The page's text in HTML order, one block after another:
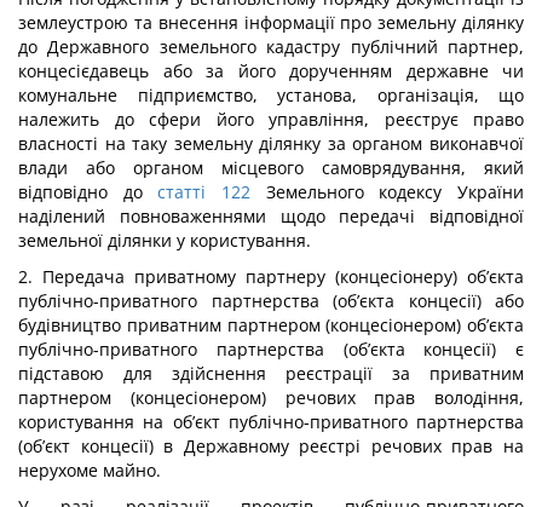
землеустрою та внесення інформації про земельну ділянку
до Державного земельного кадастру публічний партнер,
концесієдавець або за його дорученням державне чи
комунальне підприємство, установа, організація, що
належить до сфери його управління, реєструє право
власності на таку земельну ділянку за органом виконавчої
влади або органом місцевого самоврядування, який
відповідно достатті 122 Земельного кодексу України
наділений повноваженнями щодо передачі відповідної
земельної ділянки у користування.
2. Передача приватному партнеру (концесіонеру) об’єкта
публічно-приватного партнерства (об’єкта концесії) або
будівництво приватним партнером (концесіонером) об’єкта
публічно-приватного партнерства (об’єкта концесії) є
підставою для здійснення реєстрації за приватним
партнером (концесіонером) речових прав володіння,
користування на об’єкт публічно-приватного партнерства
(об’єкт концесії) в Державному реєстрі речових прав на
нерухоме майно.